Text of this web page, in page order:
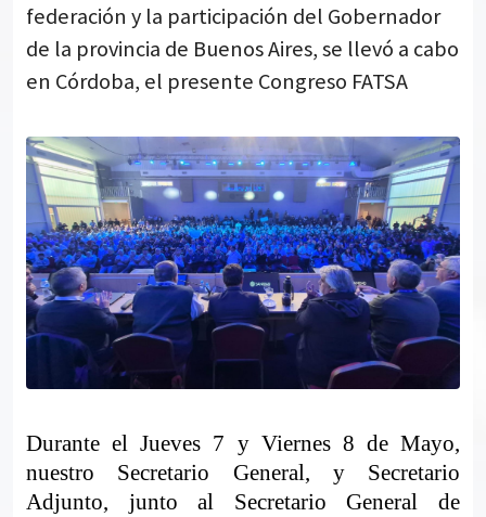
federación y la participación del Gobernador
de la provincia de Buenos Aires, se llevó a cabo
en Córdoba, el presente Congreso FATSA
Durante el Jueves 7 y Viernes 8 de Mayo,
nuestro Secretario General, y Secretario
Adjunto, junto al Secretario General de